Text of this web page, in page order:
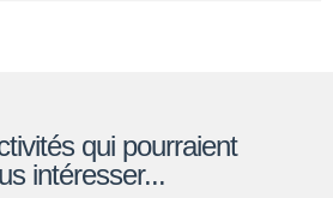
qui pourraient
intéresser...